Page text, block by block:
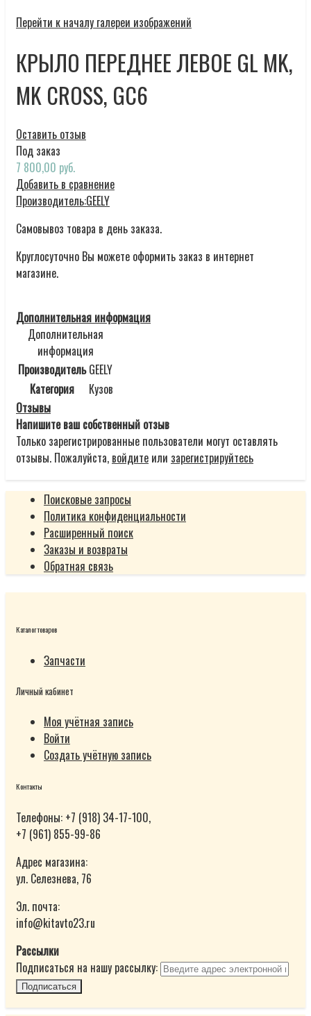
Перейти к началу галереи изображений
КРЫЛО ПЕРЕДНЕЕ ЛЕВОЕ GL MK,
MK CROSS, GC6
Оставить отзыв
Под заказ
7 800,00 руб.
Добавить в сравнение
Производитель:GEELY
Самовывоз товара в день заказа.
Круглосуточно Вы можете оформить заказ в интернет
магазине.
Дополнительная информация
Дополнительная
информация
Производитель GEELY
Категория
Кузов
Отзывы
Напишите ваш собственный отзыв
Только зарегистрированные пользователи могут оставлять
отзывы. Пожалуйста, войдите или зарегистрируйтесь
Поисковые запросы
Политика конфиденциальности
Расширенный поиск
Заказы и возвраты
Обратная связь
Каталог товаров
Запчасти
Личный кабинет
Моя учётная запись
Войти
Создать учётную запись
Контакты
Телефоны: +7 (918) 34-17-100,
+7 (961) 855-99-86
Адрес магазина:
ул. Селезнева, 76
Эл. почта:
info@kitavto23.ru
Рассылки
Подписаться на нашу рассылку:
Подписаться